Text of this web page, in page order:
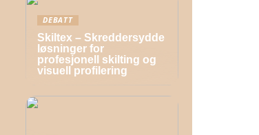
DEBATT
Skiltex – Skreddersydde
løsninger for
profesjonell skilting og
visuell profilering